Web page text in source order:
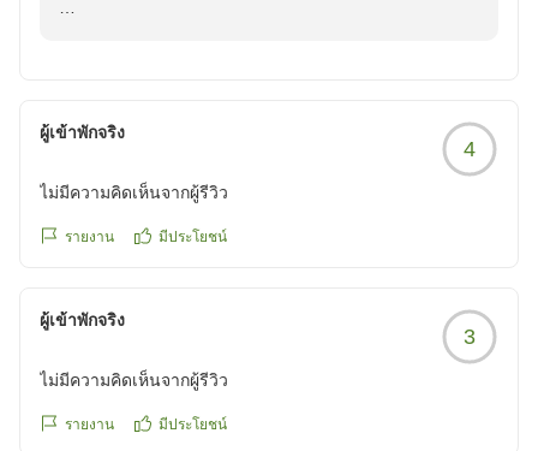
げます。
こと、私共にとりまして何よりの励みでございます。
また、当館自慢の朝食の蒸籠蒸しや、かぼちゃの茶碗蒸
しなどもご堪能いただけたご様子で、大変嬉しく拝読い
していただけたようで何よりです。
月1回のご旅行を楽しまれているお客様に「気配りが素
晴らしい」とのお言葉をいただき、スタッフ一同身の引
ผู้เข้าพักจริง
4
ไม่มีความคิดเห็นจากผู้รีวิว
รายงาน มีประโยชน์
ผู้เข้าพักจริง
3
ไม่มีความคิดเห็นจากผู้รีวิว
รายงาน มีประโยชน์